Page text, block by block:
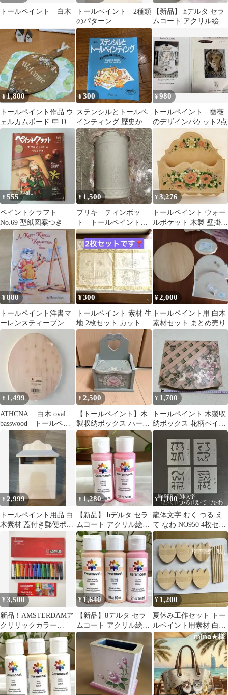
トールペイント 白木
トールペイント 2種類
のパターン
【新品】 hデルタ セラ
ムコート アクリル絵の
、フクシャ
¥1,800
トールペイント作品 ウ
ェルカムボード 中 D-
① ナチュラル雑貨 カン
トリー雑貨
¥300
ステンシルとトールペ
インティング 歴史から
材料・用具・作品の作
り方まで
¥980
トールペイント 薔薇
のデザインパケット2点
¥555
ペイントクラフト
No.69 型紙図案つき
¥ 1,500
ブリキ ティンボッ
ト トールペイント
素材 未使用品
226×150×63㎜
¥3,276
トールペイント ウォー
ルポケット 木製 壁掛け
インテリア
¥880
トールペイント洋書マ
ーレンスティーブンス
トールペイント本
¥300
トールペイント 素材 生
地 2枚セット カットク
ロス ガーデン バタフラ
イ 鳥
¥2,000
トールペイント用 白木
素材セット まとめ売り
¥ 1,499
ATHCNA 白木 oval
basswood トールペイ
ント 手芸 希少
¥2,500
【トールペイント】木
製収納ボックス ハート
型
¥ 1,700
トールペイント 木製収
納ボックス 花柄ペイン
ト
¥ 2,999
トールペイント用品 白
木素材 蓋付き郵便ポス
¥1,280
【新品】 bデルタ セラ
ムコート アクリル絵の
具 リサピンク、プリテ
ィーピンク
¥1,100
龍体文字 むく つる え
て なわ NO950 4枚セッ
ト ステンシルシート
型紙
¥3,500
新品！AMSTERDAMア
クリリックカラー
20ml12色セット1箱アク
リル絵の具
¥ 1,640
【新品】8デルタ セラ
ムコート アクリル絵の
具 トールペイント訳あ
り1本
¥ 1,200
夏休み工作セット トー
ルペイント用素材 白木
木材